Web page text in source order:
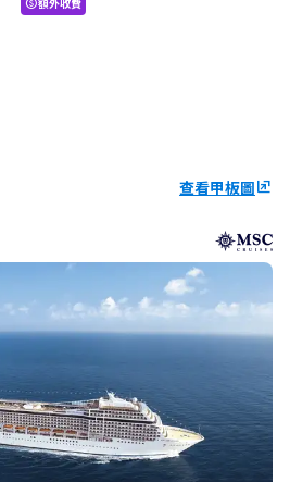
paid
查看甲板圖ungroup